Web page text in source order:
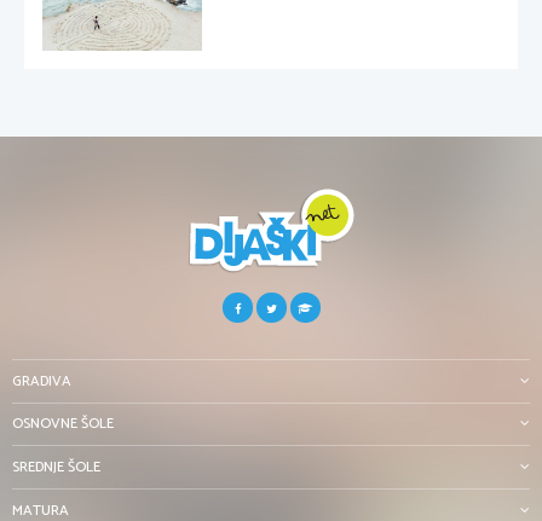
GRADIVA
OSNOVNE ŠOLE
SREDNJE ŠOLE
MATURA